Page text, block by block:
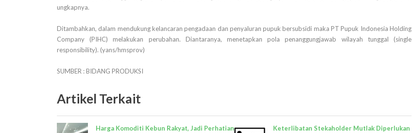
ungkapnya.
Ditambahkan, dalam mendukung kelancaran pengadaan dan penyaluran pupuk bersubsidi maka PT Pupuk Indonesia Holding
Company (PIHC) melakukan perubahan. Diantaranya, menetapkan pola penanggungjawab wilayah tunggal (single
responsibility). (yans/hmsprov)
SUMBER : BIDANG PRODUKSI
Artikel Terkait
Harga Komoditi Kebun Rakyat, Jadi Perhatian
Keterlibatan Stekaholder Mutlak Diperlukan